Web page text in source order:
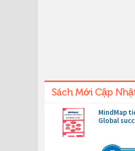
Sách Mới Cập
MindMap
Global